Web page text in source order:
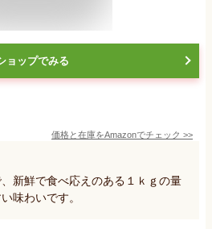
ョップでみる
価格と在庫をAmazonでチェック >>
新鮮で食べ応えのある１ｋｇの量
味わいです。